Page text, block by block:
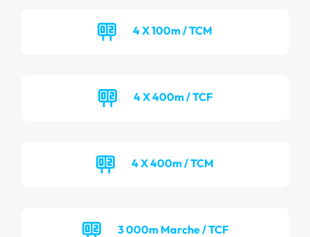
4 X 100m / TCM
4 X 400m / TCF
4 X 400m / TCM
3 000m Marche / TCF